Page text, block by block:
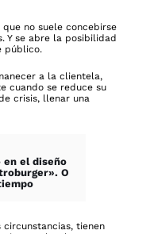
que no suele concebirse
Y se abre la posibilidad
público.
a la clientela,
cuando se reduce su
crisis, llenar una
en el diseño
O
circunstancias, tienen